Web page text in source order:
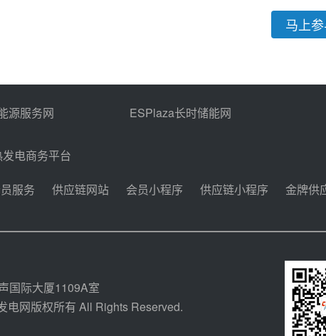
马上
源服务网 ESPlaza长时储能网
电商务平台
服务 供应链网站 会员小程序 供应链小程序 金牌供
国际大厦1109A室
网版权所有 All Rights Reserved.